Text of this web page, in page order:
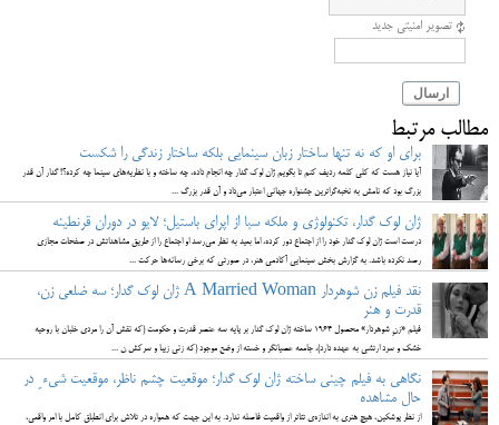
تصویر امنیتی جدید
ارسال
مطالب مرتبط
برای او که نه تنها ساختار زبان سینمایی بلکه ساختار زندگی را شکست
آیا نیاز هست که کلی کلمه ردیف کنم تا بگویم ژان لوک گدار چه انجام داده، چه ساخته و با نظریه‌های سینما چه کرده؟! گدار آن قدر
بزرگ بود که نامش به نخبه‌گراترین جشنواره جهانی اعتبار می‌داد و آن قدر بزرگ ...
ژان لوک گدار، تکنولوژی و ملکه سبا از اپرای باستیل؛ لایو در دوران قرنطینه
درست است ژان لوک گدار خود را از اجتماع دور کرده، اما بعید به نظر می‌رسد او اجتماع را از طریق مشاهداتش در صفحات مجازی
رصد نکرده باشد. به گزارش بخش سینمایی آکادمی هنر، در صورتی که برخی رسانه‌ها حرکت ...
نقد فیلم زن شوهردار A Married Woman ژان لوک گدار؛ سه ضلعی زن،
قدرت و هنر
فیلم «زنِ شوهردار» محصول 1964 ساخته ژان لوک گدار بر پایه سه عنصر قدرت و حکومت (که نقش آن را مردی خلبان با روحیه
خشک و سرد ارتشی به عهده دارد)، جامعه عصیانگر و خسته از وضع موجود (که زنی زیبا و سرکش ن ...
نگاهی به فیلم چینی ساخته ژان لوک گدار؛ موقعیت چشم ناظر، موقعیت شیء ِ در
حال مشاهده
از نظر پوشکین، هیچ هنری به اندازه‌ی تئاتر از واقعیت فاصله ندارد. به این جهت که همواره در تلاش برای انطباق کامل با امر واقعی،